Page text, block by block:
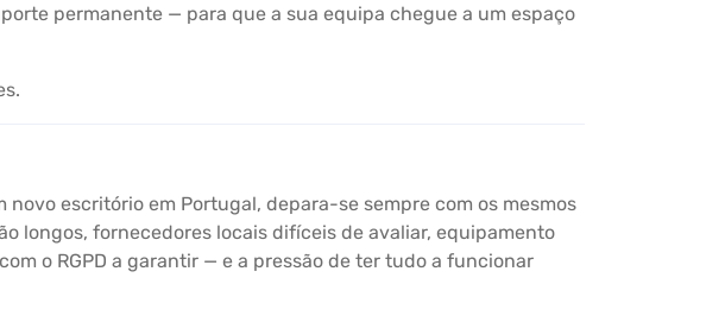
permanente — para que a sua equipa chegue a um espaço
escritório em Portugal, depara-se sempre com os mesmos
longos, fornecedores locais difíceis de avaliar, equipamento
o RGPD a garantir — e a pressão de ter tudo a funcionar